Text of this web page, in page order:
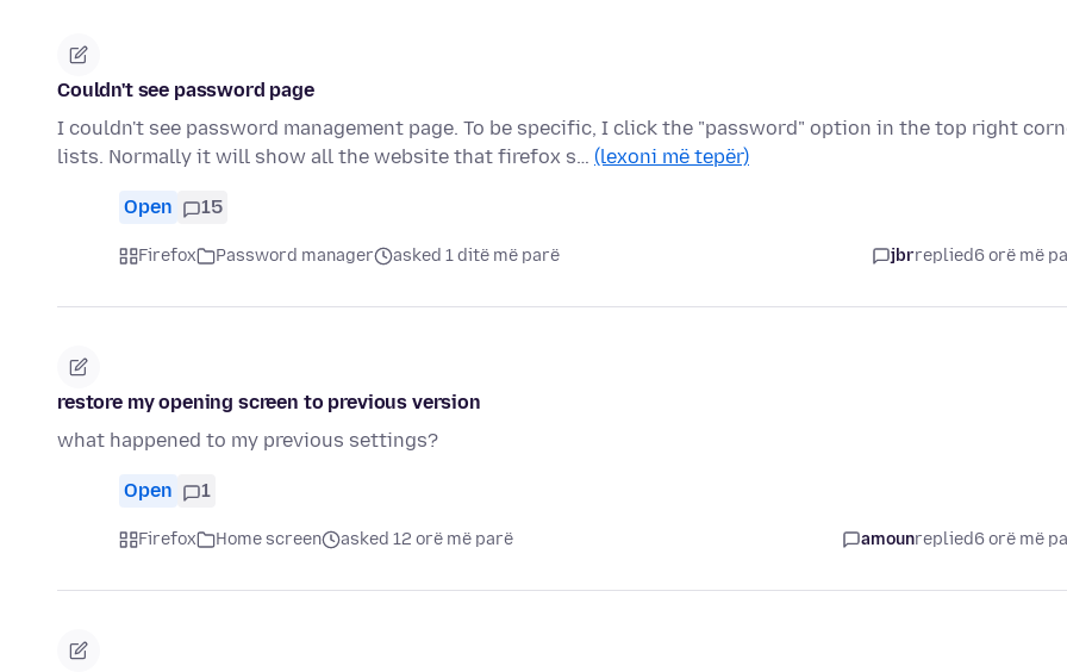
Couldn't see password page
I couldn't see password management page. To be specific, I click the "password" option in the top right
lists. Normally it will show all the website that firefox s… (lexoni më tepër)
Open 15
Firefox Password manager asked 1 ditë më parë jbrreplied6 orë më
restore my opening screen to previous version
what happened to my previous settings?
Open 1
Firefox Home screen asked 12 orë më parë amounreplied6 orë më